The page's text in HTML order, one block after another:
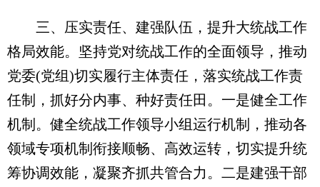
三、压实责任、建强队伍，提升大统战工作
格局效能。坚持党对统战工作的全面领导，推动
党委(党组)切实履行主体责任，落实统战工作责
任制，抓好分内事、种好责任田。一是健全工作
机制。健全统战工作领导小组运行机制，推动各
领域专项机制衔接顺畅、高效运转，切实提升统
筹协调效能，凝聚齐抓共管合力。二是建强干部